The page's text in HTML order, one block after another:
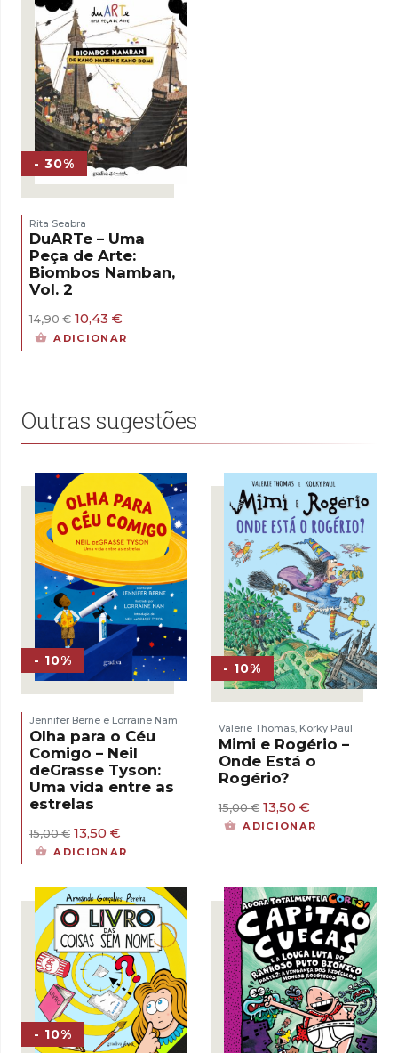
- 30%
Rita Seabra
DuARTe – Uma
Peça de Arte:
Biombos Namban,
Vol. 2
14,90€ O
preço
original
10,43 €
preço
atual
ADICIONAR
Outras sugestões
- 10%
Jennifer Berne e Lorraine Nam
Olha para o Céu
Comigo – Neil
deGrasse Tyson:
Uma vida entre as
estrelas
15,00€ O
preço
15,00 €.
13,50 €
preço
13,50 €.
ADICIONAR
- 10%
Valerie Thomas, Korky Paul
Mimi e Rogério –
Onde Está o
Rogério?
15,00€ O
preço
13,50 €O
preço
ADICIONAR
- 10%